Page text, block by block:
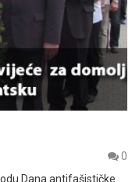
0
Dana antifašističke